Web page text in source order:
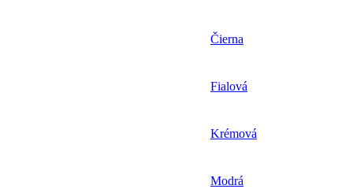
Čierna
Fialová
Krémová
Modrá